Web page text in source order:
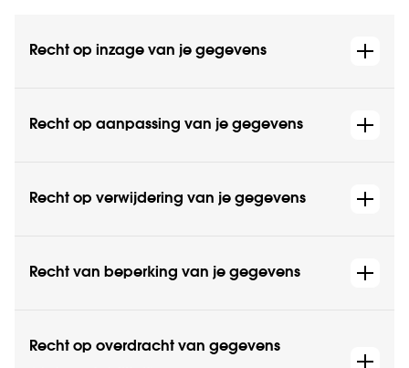
Recht op inzage van je gegevens
Recht op aanpassing van je gegevens
Recht op verwijdering van je gegevens
Recht van beperking van je gegevens
Recht op overdracht van gegevens